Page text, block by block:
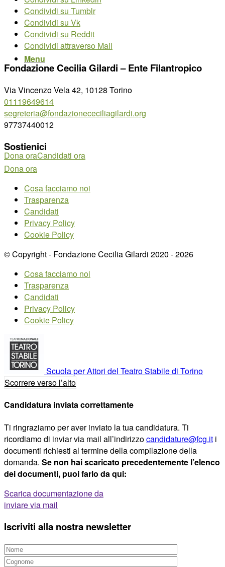
Menu
Dona oraCandidati ora
Condividi su Tumblr
Condividi su Vk
Condividi su Reddit
Condividi attraverso Mail
Fondazione Cecilia Gilardi – Ente Filantropico
Via Vincenzo Vela 42, 10128 Torino
01119649614
segreteria@fondazionececiliagilardi.org
97737440012
Sostienici
Dona ora
Cosa facciamo noi
Trasparenza
Candidati
Privacy Policy
Cookie Policy
© Copyright - Fondazione Cecilia Gilardi 2020 - 2026
Cosa facciamo noi
Trasparenza
Candidati
Privacy Policy
Cookie Policy
Scuola per Attori del Teatro Stabile di Torino
Scorrere verso l’alto
Candidatura inviata correttamente
Ti ringraziamo per aver inviato la tua candidatura. Ti
ricordiamo di inviar via mail all’indirizzocandidature@fcg.it i
documenti richiesti al termine della compilazione della
domanda. Se non hai scaricato precedentemente l’elenco
dei documenti, puoi farlo da qui:
Scarica documentazione da
inviare via mail
Iscriviti alla nostra newsletter